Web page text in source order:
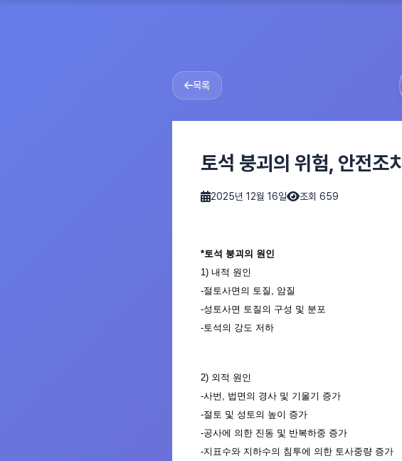
목록
토석 붕괴의 위험, 안전조치
2025년 12월 16일 조회 659
*토석 붕괴의 원인
1) 내적 원인
-절토사면의 토질 , 암질
-성토사면 토질의 구성 및 분포
-토석의 강도 저하
2) 외적 원인
-사번 , 법면의 경사 및 기울기 증가
-절토 및 성토의 높이 증가
-공사에 의한 진동 및 반복하중 증가
-지표수와 지하수의 침 투에 의한 토사중량 증가